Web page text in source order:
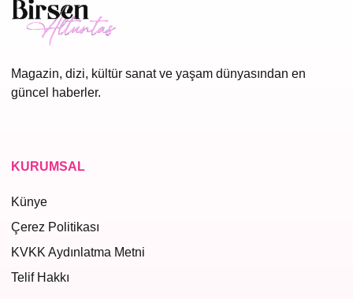
Magazin, dizi, kültür sanat ve yaşam dünyasından en
güncel haberler.
KURUMSAL
Künye
Çerez Politikası
KVKK Aydınlatma Metni
Telif Hakkı